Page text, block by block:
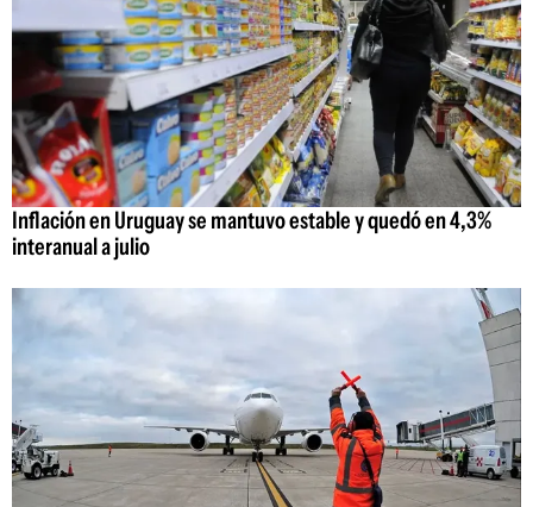
Inflación en Uruguay se mantuvo estable y quedó en 4,3%
interanual a julio